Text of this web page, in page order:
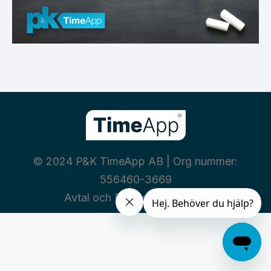
© 2024 P&K TimeApp AB | Org nummer:
556460-3669
Avtal och Policies| Integritet